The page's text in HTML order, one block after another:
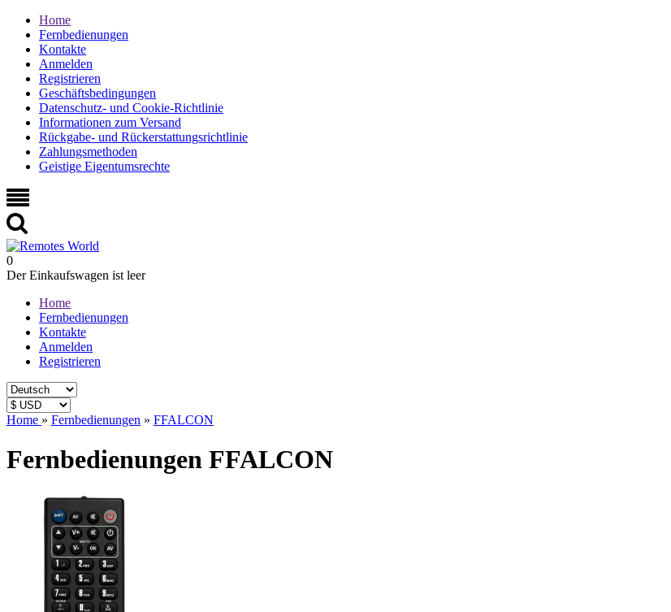
Home
Fernbedienungen
Kontakte
Anmelden
Registrieren
Geschäftsbedingungen
Datenschutz- und Cookie-Richtlinie
Informationen zum Versand
Rückgabe- und Rückerstattungsrichtlinie
Zahlungsmethoden
Geistige Eigentumsrechte
0
Der Einkaufswagen ist leer
Home
Fernbedienungen
Kontakte
Anmelden
Registrieren
Home » Fernbedienungen » FFALCON
Fernbedienungen FFALCON